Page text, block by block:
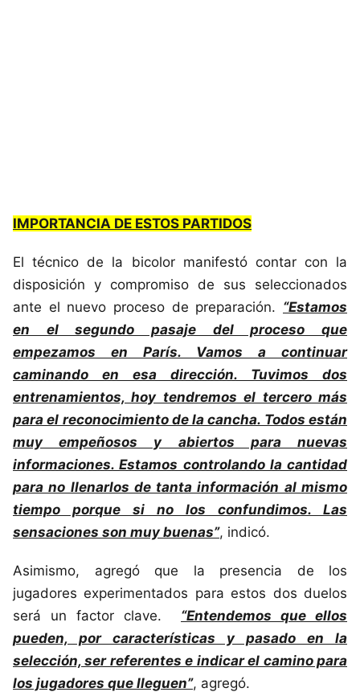
IMPORTANCIA DE ESTOS PARTIDOS
El técnico de la bicolor manifestó contar con la
disposición y compromiso de sus seleccionados
ante el nuevo proceso de preparación. “Estamos
en el segundo pasaje del proceso que
empezamos en París. Vamos a continuar
caminando en esa dirección. Tuvimos dos
entrenamientos, hoy tendremos el tercero más
para el reconocimiento de la cancha. Todos están
muy empeñosos y abiertos para nuevas
informaciones. Estamos controlando la cantidad
para no llenarlos de tanta información al mismo
tiempo porque si no los confundimos. Las
sensaciones son muy buenas”, indicó.
Asimismo, agregó que la presencia de los
jugadores experimentados para estos dos duelos
será un factor clave. “Entendemos que ellos
pueden, por características y pasado en la
selección, ser referentes e indicar el camino para
los jugadores que lleguen”, agregó.